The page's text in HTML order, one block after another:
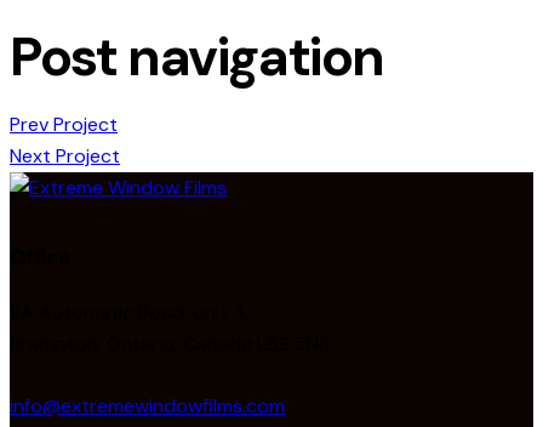
Post navigation
Prev Project
Next Project
info@extremewindowfilms.com